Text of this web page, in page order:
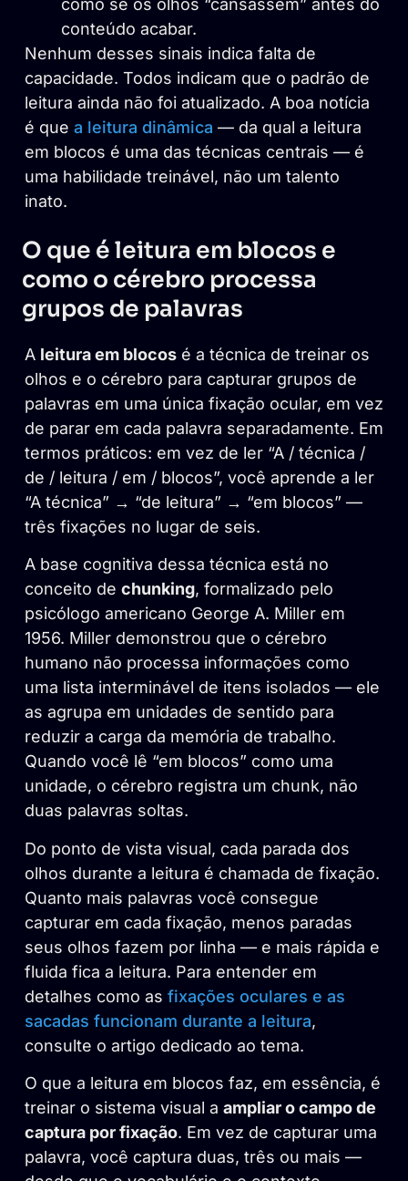
como se os olhos “cansassem” antes do
conteúdo acabar.
Nenhum desses sinais indica falta de
capacidade. Todos indicam que o padrão de
leitura ainda não foi atualizado. A boa notícia
é que a leitura dinâmica — da qual a leitura
em blocos é uma das técnicas centrais — é
uma habilidade treinável, não um talento
inato.
O que é leitura em blocos e
como o cérebro processa
grupos de palavras
A leitura em blocos é a técnica de treinar os
olhos e o cérebro para capturar grupos de
palavras em uma única fixação ocular, em vez
de parar em cada palavra separadamente. Em
termos práticos: em vez de ler “A / técnica /
de / leitura / em / blocos”, você aprende a ler
“A técnica” → “de leitura” → “em blocos” —
três fixações no lugar de seis.
A base cognitiva dessa técnica está no
conceito de chunking, formalizado pelo
psicólogo americano George A. Miller em
1956. Miller demonstrou que o cérebro
humano não processa informações como
uma lista interminável de itens isolados — ele
as agrupa em unidades de sentido para
reduzir a carga da memória de trabalho.
Quando você lê “em blocos” como uma
unidade, o cérebro registra um chunk, não
duas palavras soltas.
Do ponto de vista visual, cada parada dos
olhos durante a leitura é chamada de fixação.
Quanto mais palavras você consegue
capturar em cada fixação, menos paradas
seus olhos fazem por linha — e mais rápida e
fluida fica a leitura. Para entender em
detalhes como as fixações oculares e as
sacadas funcionam durante a leitura,
consulte o artigo dedicado ao tema.
O que a leitura em blocos faz, em essência, é
treinar o sistema visual a ampliar o campo de
captura por fixação. Em vez de capturar uma
palavra, você captura duas, três ou mais —